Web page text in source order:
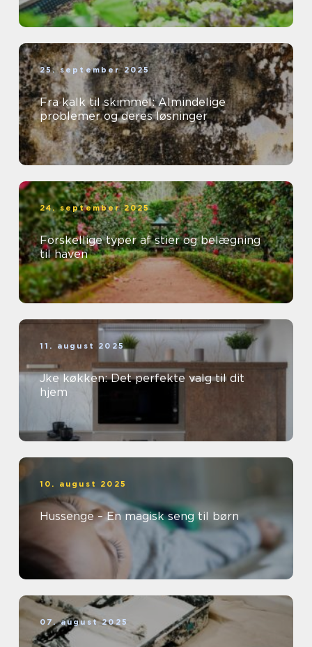
25. september 2025
Fra kalk til skimmel: Almindelige
problemer og deres løsninger
24. september 2025
Forskellige typer af stier og belægning
til haven
11. august 2025
Jke køkken: Det perfekte valg til dit
hjem
10. august 2025
Hussenge – En magisk seng til børn
07. august 2025